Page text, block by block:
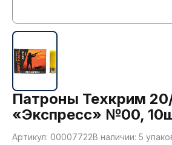
Патроны Техкрим
«Экспресс» №00,
Артикул: 00007722В наличии: 5